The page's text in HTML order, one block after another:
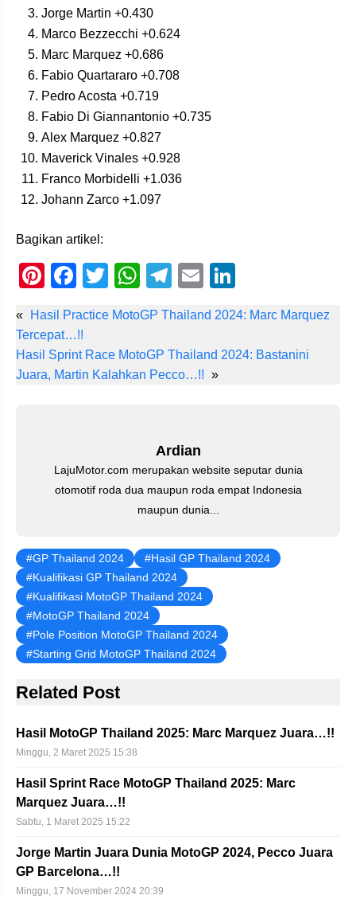
Jorge Martin +0.430
Marco Bezzecchi +0.624
Marc Marquez +0.686
Fabio Quartararo +0.708
Pedro Acosta +0.719
Fabio Di Giannantonio +0.735
Alex Marquez +0.827
Maverick Vinales +0.928
Franco Morbidelli +1.036
Johann Zarco +1.097
Bagikan artikel:
Pi
er
e
st
F
c
e
b
T
tt
er
W
at
s
A
T
e
gr
a
E
ail k
e
«
Hasil Practice MotoGP Thailand 2024: Marc Marquez
Tercepat…!!
Hasil Sprint Race MotoGP Thailand 2024: Bastanini
Juara, Martin Kalahkan Pecco…!! »
Ardian
LajuMotor.com merupakan website seputar dunia
otomotif roda dua maupun roda empat Indonesia
maupun dunia...
GP Thailand 2024
Hasil GP Thailand 2024
Kualifikasi GP Thailand 2024
Kualifikasi MotoGP Thailand 2024
MotoGP Thailand 2024
Pole Position MotoGP Thailand 2024
Starting Grid MotoGP Thailand 2024
Related Post
Hasil MotoGP Thailand 2025: Marc Marquez Juara…!!
Minggu, 2 Maret 2025 15:38
Hasil Sprint Race MotoGP Thailand 2025: Marc
Marquez Juara…!!
Sabtu, 1 Maret 2025 15:22
Jorge Martin Juara Dunia MotoGP 2024, Pecco Juara
GP Barcelona…!!
Minggu, 17 November 2024 20:39